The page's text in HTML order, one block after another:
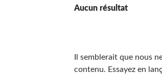
Aucun résultat
Il semblerait que nous
contenu. Essayez en